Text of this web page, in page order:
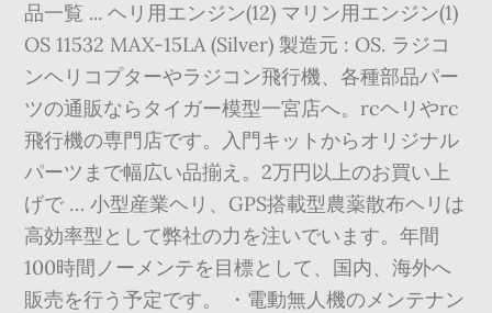
品一覧 ... ヘリ用エンジン(12) マリン用エンジン(1)
OS 11532 MAX-15LA (Silver) 製造元 : OS. ラジコ
ンヘリコプターやラジコン飛行機、各種部品パー
ツの通販ならタイガー模型一宮店へ。rcヘリやrc
飛行機の専門店です。入門キットからオリジナル
パーツまで幅広い品揃え。2万円以上のお買い上
げで … 小型産業ヘリ、GPS搭載型農薬散布ヘリは
高効率型として弊社の力を注いでいます。年間
100時間ノーメンテを目標として、国内、海外へ
販売を行う予定です。 ・電動無人機のメンテナン